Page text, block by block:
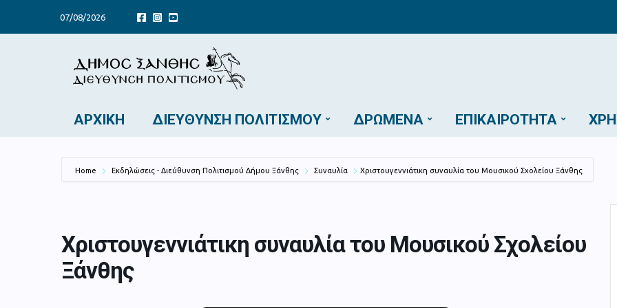
07/08/2026
ΑΡΧΙΚΉ ΔΙΕΎΘΥΝΣΗ ΠΟΛΙΤΙΣΜΟΎ ΔΡΏΜΕΝΑ ΕΠΙΚΑΙΡΌΤΗΤΑ
Home Εκδηλώσεις - Διεύθυνση Πολιτισμού Δήμου Ξάνθης Συναυλία Χριστουγεννιάτικη συναυλία του Μουσικού Σχολείου Ξάνθης
Χριστουγεννιάτικη συναυλία του Μουσικού Σχολείου
Ξάνθης